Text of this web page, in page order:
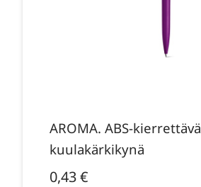
AROMA. ABS-kierrettävä
kuulakärkikynä
0,43€